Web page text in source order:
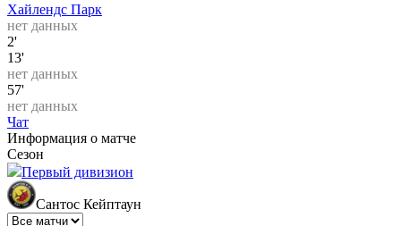
Хайлендс Парк
нет данных
2'
13'
нет данных
57'
нет данных
Чат
Информация о матче
Сезон
Первый дивизион
Сантос Кейптаун